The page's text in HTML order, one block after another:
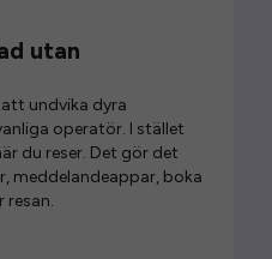
utan
undvika dyra
operatör. I stället
du reser. Det gör det
meddelandeappar, boka
resan.